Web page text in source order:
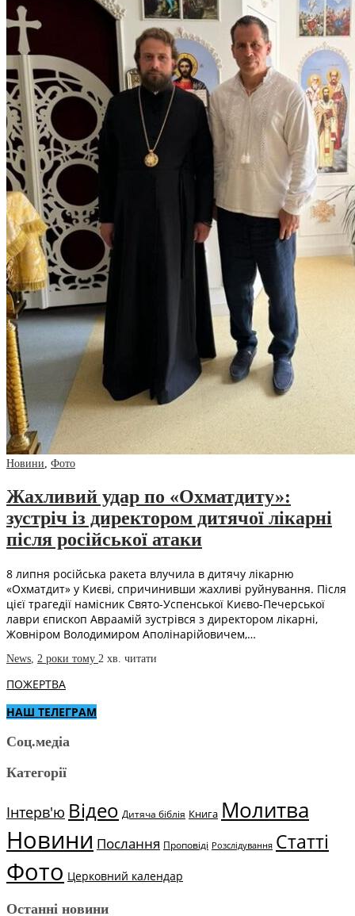
Новини, Фото
Жахливий удар по «Охматдиту»:
зустріч із директором дитячої лікарні
після російської атаки
8 липня російська ракета влучила в дитячу лікарню
«Охматдит» у Києві, спричинивши жахливі руйнування. Після
цієї трагедії намісник Свято-Успенської Києво-Печерської
лаври єпископ Авраамій зустрівся з директором лікарні,
Жовніром Володимиром Аполінарійовичем,…
News, 2 роки тому 2 хв. читати
ПОЖЕРТВА
НАШ ТЕЛЕГРАМ
Соц.медіа
Категорії
Інтерв'ю Відео Дитяча біблія Книга Молитва
Новини Послання Проповіді Розслідування Статті
Фото Церковний календар
Останні новини